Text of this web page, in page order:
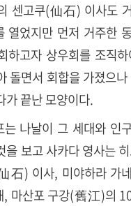
센고쿠(仙石) 이사도
열었지만 먼저 거주한
하고자 상우회를 조직
돌면서 회합을 가졌으
가 끝난 모양이다.
는 나날이 그 세대와 인
을 보고 사카다 영사는
石) 이사, 미야하라 가
, 마산포 구강(舊江)의